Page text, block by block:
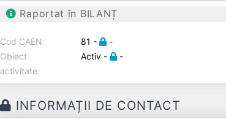
Raportat în BILANȚ
Cod CAEN: 81 -
-
Obiect
activitate:
Activ - -
INFORMAȚII DE CONTACT